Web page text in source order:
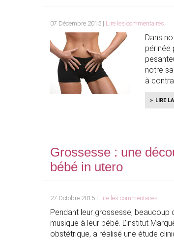
07 Décembre 2015 | Lire les commentaires
Dans
périnée
notre
à
LIRE
Grossesse : une
bébé in utero
27 Octobre 2015 | Lire les commentaires
Pendant leur grossesse,
musique à leur bébé. L'institut
obstétrique, a réalisé une étude